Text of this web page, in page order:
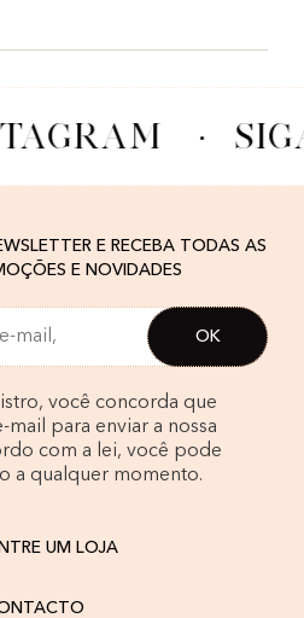
·
E RECEBA TODAS AS
E NOVIDADES
você concorda que
mail para enviar a nossa
com a lei, você pode
a qualquer momento.
UM LOJA